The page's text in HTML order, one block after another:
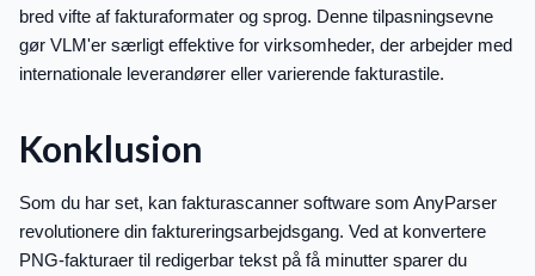
bred vifte af fakturaformater og sprog. Denne tilpasningsevne
gør VLM'er særligt effektive for virksomheder, der arbejder med
internationale leverandører eller varierende fakturastile.
Konklusion
Som du har set, kan fakturascanner software som AnyParser
revolutionere din faktureringsarbejdsgang. Ved at konvertere
PNG-fakturaer til redigerbar tekst på få minutter sparer du